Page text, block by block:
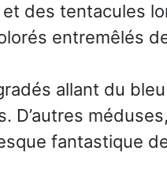
des tentacules
entremêlés
allant du
D’autres
fantastique